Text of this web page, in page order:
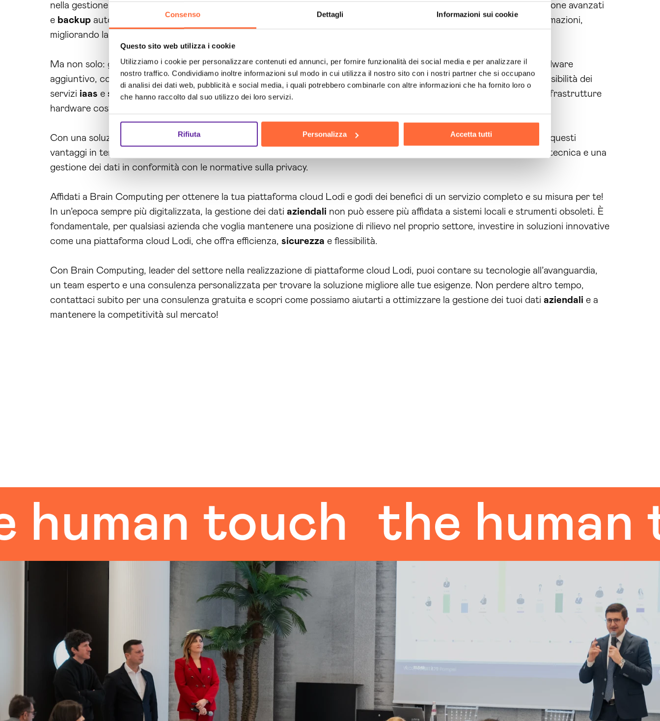
Consenso Dettagli Informazioni sui cookie
Questo sito web utilizza i cookie
Utilizziamo i cookie per personalizzare contenuti ed annunci, per fornire funzionalità dei social media e per analizzare il
nostro traffico. Condividiamo inoltre informazioni sul modo in cui utilizza il nostro sito con i nostri partner che si occupano
di analisi dei dati web, pubblicità e social media, i quali potrebbero combinarle con altre informazioni che ha fornito loro o
che hanno raccolto dal suo utilizzo dei loro servizi.
Rifiuta Personalizza Accetta tutti
nella gestione dei loro processi
maggiore nel trattamento dei dati, grazie a sistemi di protezione avanzati
e backup automatici. Inoltre, la centralizzazione dei dati su cloud semplifica la collaborazione e la condivisione di informazioni,
migliorando la produttività dei dipendenti e favorendo il telelavoro.
Ma non solo: grazie alle soluzioni ibride e alla possibilità di supportare un gran numero di utenti senza il bisogno di hardware
aggiuntivo, con una piattaforma cloud Lodi è possibile ridurre i costi di gestione dei dati a lungo termine. Inoltre, la flessibilità dei
servizi iaas e saaspermette alle aziende di adattarsi rapidamente alle esigenze del mercato, senza dover investire in infrastrutture
hardware costose.
Con una soluzione di realizzazione piattaforme cloud Lodifornita da Brain Computing, non solo si ottengono tutti questi
vantaggi in termini di efficacia ed efficienza, ma si ha anche la tranquillità di poter contare su una completa assistenza tecnica e una
gestione dei dati in conformità con le normative sulla privacy.
Affidati a Brain Computing per ottenere la tua piattaforma cloud Lodi e godi dei benefici di un servizio completo e su misura per te!
In un’epoca sempre più digitalizzata, la gestione dei dati aziendali non può essere più affidata a sistemi locali e strumenti obsoleti. È
fondamentale, per qualsiasi azienda che voglia mantenere una posizione di rilievo nel proprio settore, investire in soluzioni innovative
come una piattaforma cloud Lodi, che offra efficienza, sicurezza e flessibilità.
Con Brain Computing, leader del settore nella realizzazione di piattaforme cloud Lodi, puoi contare su tecnologie all’avanguardia,
un team esperto e una consulenza personalizzata per trovare la soluzione migliore alle tue esigenze. Non perdere altro tempo,
contattaci subito per una consulenza gratuita e scopri come possiamo aiutarti a ottimizzare la gestione dei tuoi dati aziendali e a
mantenere la competitività sul mercato!
touch the human